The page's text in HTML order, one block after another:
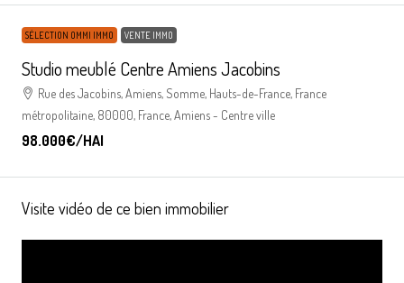
SÉLECTION OMMI IMMO VENTE IMMO
Studio meublé Centre Amiens Jacobins
Rue des Jacobins, Amiens, Somme, Hauts-de-France, France
métropolitaine, 80000, France, Amiens - Centre ville
98.000€/HAI
Visite vidéo de ce bien immobilier